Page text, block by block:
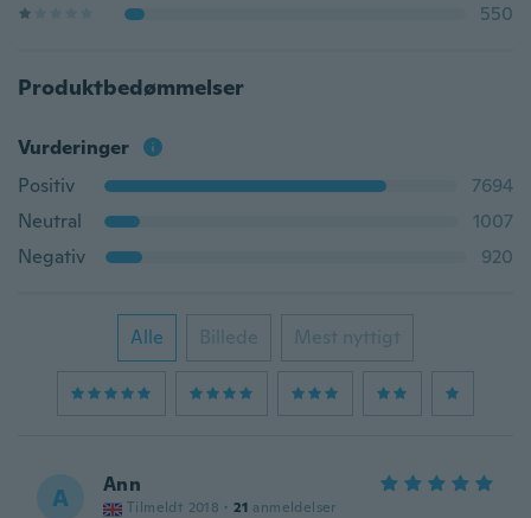
550
Produktbedømmelser
Vurderinger
Positiv
7694
Neutral
1007
Negativ
920
Alle Billede Mest nyttigt
A Ann
Tilmeldt 2018 · 21 anmeldelser